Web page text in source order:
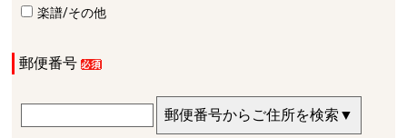
楽譜/その他
郵便番号